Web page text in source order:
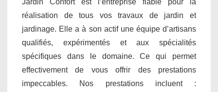
réalisation de tous vos travaux de jardin et
jardinage. Elle a à son actif une équipe d’artisans
qualifiés, expérimentés et aux spécialités
spécifiques dans le domaine. Ce qui permet
effectivement de vous offrir des prestations
impeccables. Nos prestations incluent :